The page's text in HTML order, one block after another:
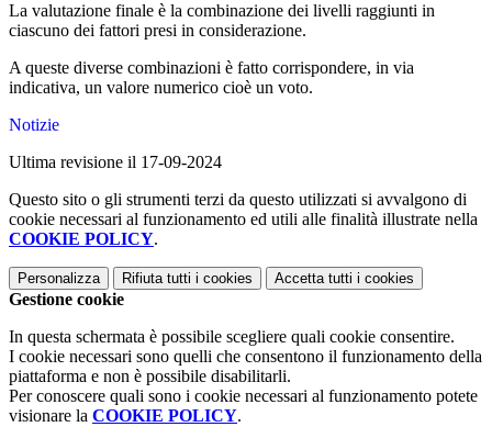
La valutazione finale è la combinazione dei livelli raggiunti in
ciascuno dei fattori presi in considerazione.
A queste diverse combinazioni è fatto corrispondere, in via
indicativa, un valore numerico cioè un voto.
Notizie
Ultima revisione il 17-09-2024
Questo sito o gli strumenti terzi da questo utilizzati si avvalgono di
cookie necessari al funzionamento ed utili alle finalità illustrate nella
COOKIE POLICY.
Personalizza Rifiuta tutti i cookies Accetta tutti i cookies
Gestione cookie
In questa schermata è possibile scegliere quali cookie consentire.
I cookie necessari sono quelli che consentono il funzionamento della
piattaforma e non è possibile disabilitarli.
Per conoscere quali sono i cookie necessari al funzionamento potete
visionare la COOKIE POLICY.